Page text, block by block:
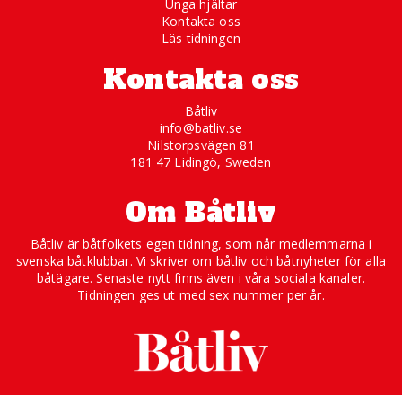
Unga hjältar
Kontakta oss
Läs tidningen
Kontakta oss
Båtliv
info@batliv.se
Nilstorpsvägen 81
181 47 Lidingö, Sweden
Om Båtliv
Båtliv är båtfolkets egen tidning, som når medlemmarna i
svenska båtklubbar. Vi skriver om båtliv och båtnyheter för alla
båtägare. Senaste nytt finns även i våra sociala kanaler.
Tidningen ges ut med sex nummer per år.